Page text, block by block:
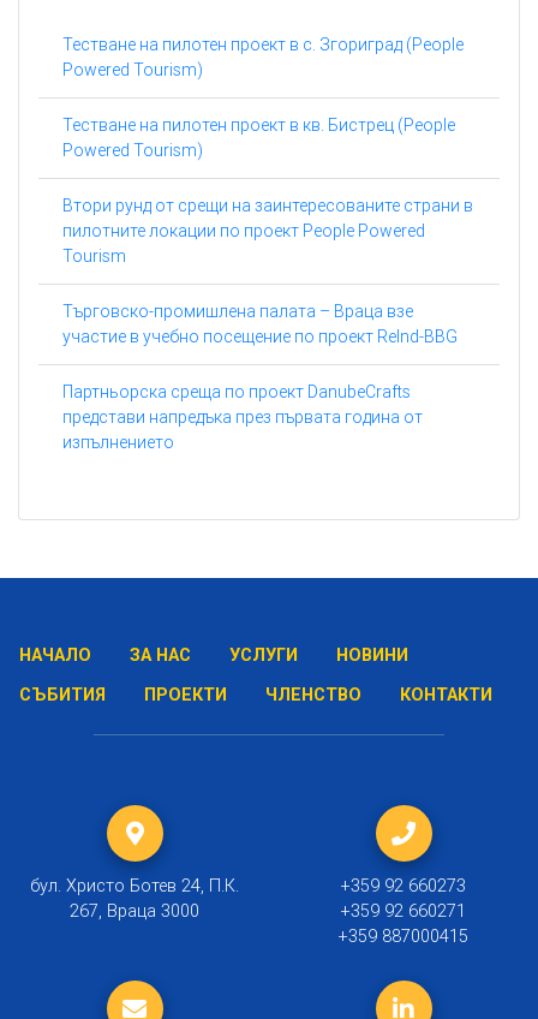
Тестване на пилотен проект в с. Згориград (People
Powered Tourism)
Тестване на пилотен проект в кв. Бистрец (People
Powered Tourism)
Втори рунд от срещи на заинтересованите страни в
пилотните локации по проект People Powered
Tourism
Търговско-промишлена палата – Враца взе
участие в учебно посещение по проект ReInd-BBG
Партньорска среща по проект DanubeCrafts
представи напредъка през първата година от
изпълнението
НАЧАЛО ЗА НАС УСЛУГИ
НОВИНИ
СЪБИТИЯ
ПРОЕКТИ ЧЛЕНСТВО КОНТАКТИ
бул. Христо Ботев 24, П.К.
267, Враца 3000
+359 92 660273
+359 92 660271
+359 887000415